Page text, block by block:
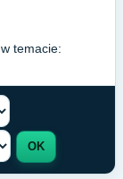
w temacie: